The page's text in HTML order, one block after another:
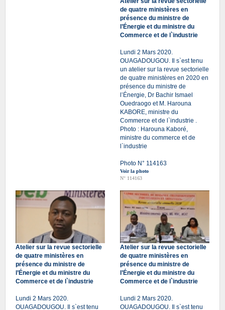
de quatre ministères en
présence du ministre de
l’Énergie et du ministre du
Commerce et de l`industrie
Lundi 2 Mars 2020.
OUAGADOUGOU. Il s`est tenu
un atelier sur la revue sectorielle
de quatre ministères en 2020 en
présence du ministre de
l’Énergie, Dr Bachir Ismael
Ouedraogo et M. Harouna
KABORE, ministre du
Commerce et de l`industrie .
Photo : Harouna Kaboré,
ministre du commerce et de
l`industrie
Photo N° 114163
Voir la photo
N° 114163
Atelier sur la revue sectorielle
de quatre ministères en
présence du ministre de
l’Énergie et du ministre du
Commerce et de l`industrie
Lundi 2 Mars 2020.
OUAGADOUGOU. Il s`est tenu
Atelier sur la revue sectorielle
de quatre ministères en
présence du ministre de
l’Énergie et du ministre du
Commerce et de l`industrie
Lundi 2 Mars 2020.
OUAGADOUGOU. Il s`est tenu